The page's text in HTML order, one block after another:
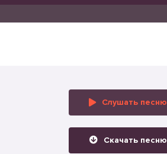
Слушать песню
Скачать песню